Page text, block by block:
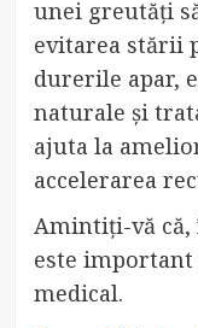
unei greutăți
evitarea stării
durerile apar,
naturale și
ajuta la
accelerarea
Amintiți-vă că,
este
medical.